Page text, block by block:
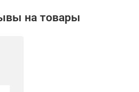
на товары